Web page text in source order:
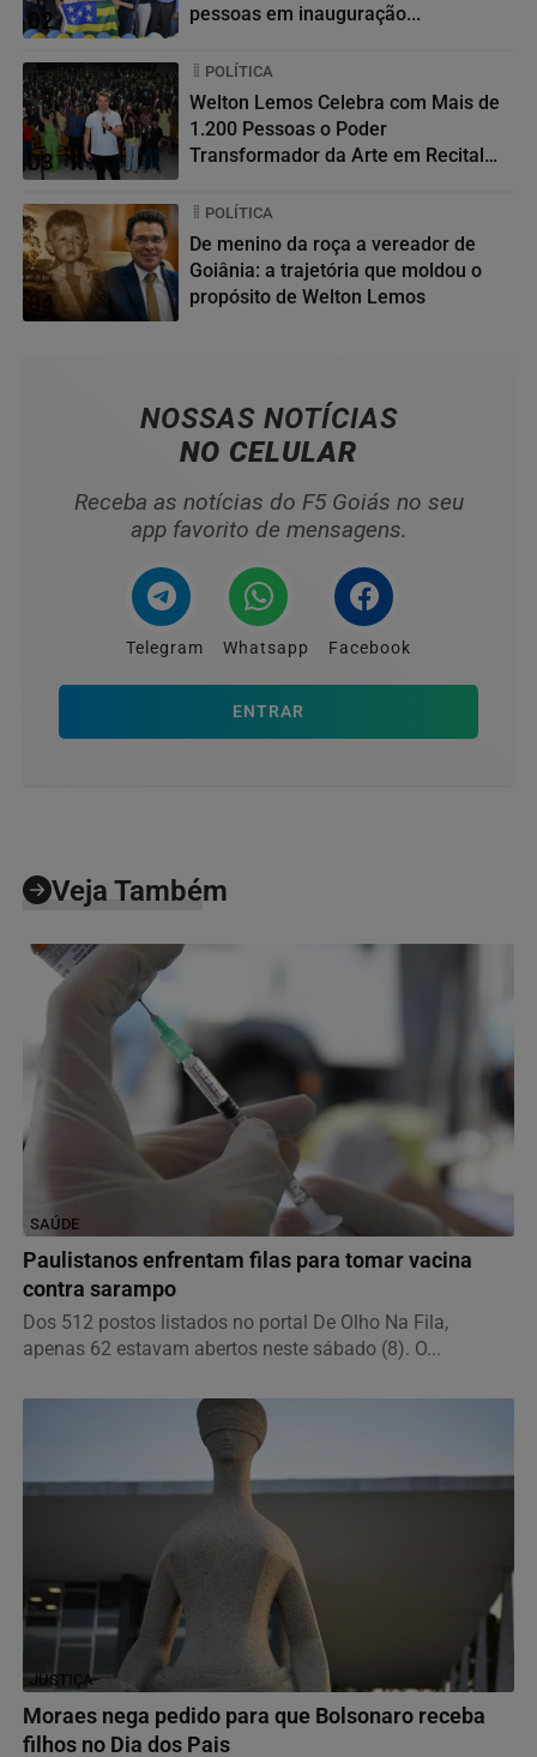
02
pessoas em inauguração...
03
POLÍTICA
Welton Lemos Celebra com Mais de
1.200 Pessoas o Poder
Transformador da Arte em Recital
04
POLÍTICA
De menino da roça a vereador de
Goiânia: a trajetória que moldou o
propósito de Welton Lemos
NOSSAS NOTÍCIAS
NO CELULAR
Receba as notícias do F5 Goiás no seu
app favorito de mensagens.
Telegram Whatsapp Facebook
ENTRAR
Veja Também
SAÚDE
Paulistanos enfrentam filas para tomar vacina
contra sarampo
Dos 512 postos listados no portal De Olho Na Fila,
apenas 62 estavam abertos neste sábado (8). O...
JUSTIÇA
Moraes nega pedido para que Bolsonaro receba
filhos no Dia dos Pais